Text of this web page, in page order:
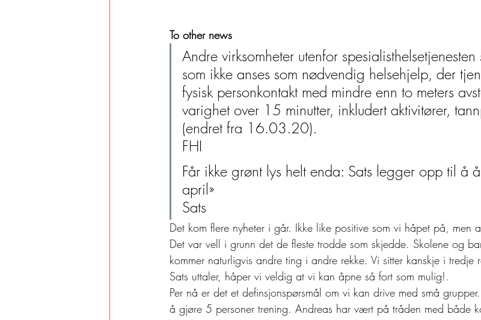
To other news
Andre virksomheter utenfor
som ikke anses som nødvendig helsehjelp, der
fysisk personkontakt med mindre enn to meters
varighet over 15 minutter, inkludert aktivitører,
(endret fra 16.03.20).
FHI
Får ikke grønt lys helt enda: Sats legger opp til å
april»
Sats
Det kom flere nyheter i går. Ikke like positive som vi håpet på, men
Det var vell i grunn det de fleste trodde som skjedde. Skolene og
kommer naturligvis andre ting i andre rekke. Vi sitter kanskje i tredje
Sats uttaler, håper vi veldig at vi kan åpne så fort som mulig!.
Per nå er det et definsjonspørsmål om vi kan drive med små
å gjøre 5 personer trening. Andreas har vært på tråden med både